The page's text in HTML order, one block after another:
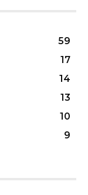
59
17
14
13
10
9